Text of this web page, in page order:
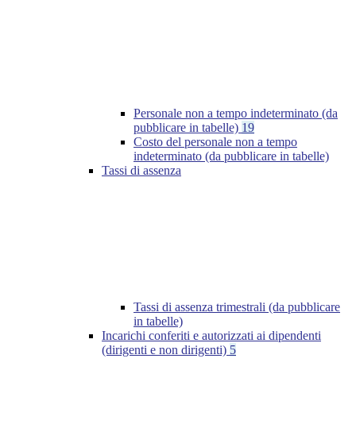
Personale non a tempo indeterminato (da
pubblicare in tabelle) 19
Costo del personale non a tempo
indeterminato (da pubblicare in tabelle)
Tassi di assenza
Tassi di assenza trimestrali (da pubblicare
in tabelle)
Incarichi conferiti e autorizzati ai dipendenti
(dirigenti e non dirigenti) 5